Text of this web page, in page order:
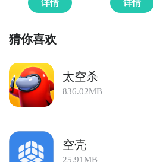
法，下边就让九游独家来为您揭
空悠悠球安装包，小伙伴们可能
区下载太空悠悠球的apk文件到
助手“安装本地应用”，进行安装
太空悠悠球啦。
详情 详情
猜你喜欢
太空杀
836.02MB
空壳
25.91MB